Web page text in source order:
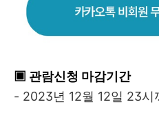
▣ 관람신청 마감기간
- 2023년 12월 12일 23시